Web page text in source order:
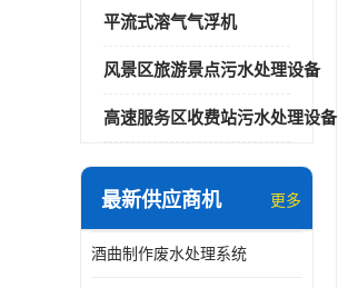
平流式溶气气浮机
风景区旅游景点污水处理设备
高速服务区收费站污水处理设备
最新供应商机 更多
酒曲制作废水处理系统